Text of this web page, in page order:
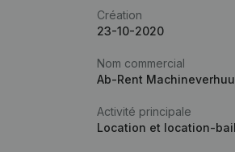
Création
23-10-2020
Nom commercial
Ab-Rent
Activité principale
Location et location-